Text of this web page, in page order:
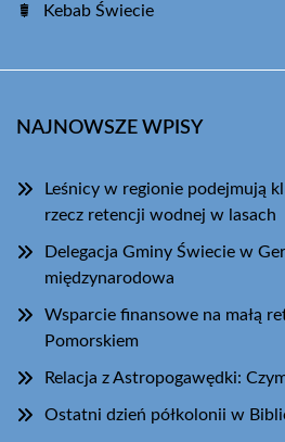
Kebab Świecie
NAJNOWSZE WPISY
Leśnicy w regionie podejmują
rzecz retencji wodnej w lasach
Delegacja Gminy Świecie w
międzynarodowa
Wsparcie finansowe na małą
Pomorskiem
Relacja z Astropogawędki:
Ostatni dzień półkolonii w